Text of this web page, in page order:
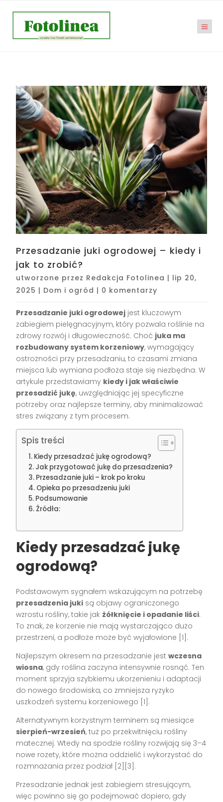
Przesadzanie juki ogrodowej – kiedy i
jak to zrobić?
utworzone przez Redakcja Fotolinea | lip 20,
2025 | Dom i ogród | 0 komentarzy
Przesadzanie juki ogrodowej jest kluczowym
zabiegiem pielęgnacyjnym, który pozwala roślinie na
zdrowy rozwój i długowieczność. Choć juka ma
rozbudowany system korzeniowy, wymagający
ostrożności przy przesadzaniu, to czasami zmiana
miejsca lub wymiana podłoża staje się niezbędna. W
artykule przedstawiamy kiedy i jak właściwie
przesadzić jukę, uwzględniając jej specyficzne
potrzeby oraz najlepsze terminy, aby minimalizować
stres związany z tym procesem.
Spis treści
Kiedy przesadzać jukę ogrodową?
Jak przygotować jukę do przesadzenia?
Przesadzanie juki – krok po kroku
Opieka po przesadzeniu juki
Podsumowanie
Źródła:
Kiedy przesadzać jukę
ogrodową?
Podstawowym sygnałem wskazującym na potrzebę
przesadzenia juki są objawy ograniczonego
wzrostu rośliny, takie jak żółknięcie i opadanie liści.
To znak, że korzenie nie mają wystarczająco dużo
przestrzeni, a podłoże może być wyjałowione [1].
Najlepszym okresem na przesadzanie jestwczesna
wiosna, gdy roślina zaczyna intensywnie rosnąć. Ten
moment sprzyja szybkiemu ukorzenieniu i adaptacji
do nowego środowiska, co zmniejsza ryzyko
uszkodzeń systemu korzeniowego [1].
Alternatywnym korzystnym terminem są miesiące
sierpień-wrzesień, tuż po przekwitnięciu rośliny
matecznej. Wtedy na spodzie rośliny rozwijają się 3–4
nowe rozety, które można oddzielić i wykorzystać do
rozmnażania przez podział [2][3].
Przesadzanie jednak jest zabiegiem stresującym,
więc powinno się go podejmować dopiero, gdy